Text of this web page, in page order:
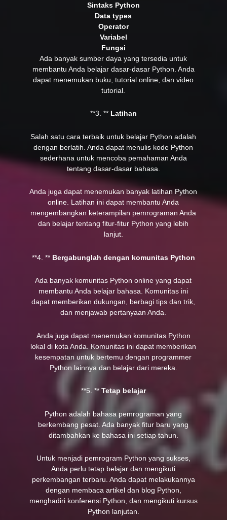
Sintaks Python
Data types
Operator
Variabel
Fungsi
Ada banyak sumber daya yang tersedia untuk
membantu Anda belajar dasar-dasar Python. Anda
dapat menemukan buku, tutorial online, dan video
tutorial.
**3. ** Latihan
Salah satu cara terbaik untuk belajar Python adalah
dengan berlatih. Anda dapat menulis kode Python
sederhana untuk mencoba pemahaman Anda
tentang dasar-dasar bahasa.
Anda juga dapat menemukan banyak latihan Python
online. Latihan ini dapat membantu Anda
mengembangkan keterampilan pemrograman Anda
dan belajar tentang fitur-fitur Python yang lebih
lanjut.
**4. ** Bergabunglah dengan komunitas Python
Ada banyak komunitas Python online yang dapat
membantu Anda belajar bahasa. Komunitas ini
dapat memberikan dukungan, berbagi tips dan trik,
dan menjawab pertanyaan Anda.
Anda juga dapat menemukan komunitas Python
lokal di kota Anda. Komunitas ini dapat memberikan
kesempatan untuk bertemu dengan programmer
Python lainnya dan belajar dari mereka.
**5. ** Tetap belajar
Python adalah bahasa pemrograman yang
berkembang pesat. Ada banyak fitur baru yang
ditambahkan ke bahasa ini setiap tahun.
Untuk menjadi pemrogram Python yang sukses,
Anda perlu tetap belajar dan mengikuti
perkembangan terbaru. Anda dapat melakukannya
dengan membaca artikel dan blog Python,
menghadiri konferensi Python, dan mengikuti kursus
Python lanjutan.